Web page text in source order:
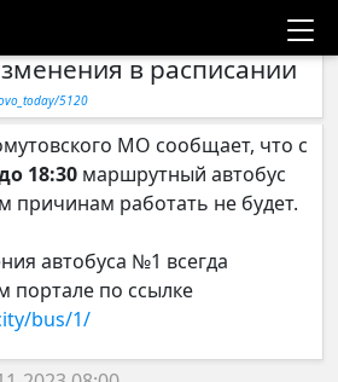
Новости
автобусов
Галерея
Компании
в расписании
5120
МО сообщает, что с
18:30 маршрутный автобус
причинам работать не будет.
автобуса №1 всегда
портале по ссылке
bus/1/